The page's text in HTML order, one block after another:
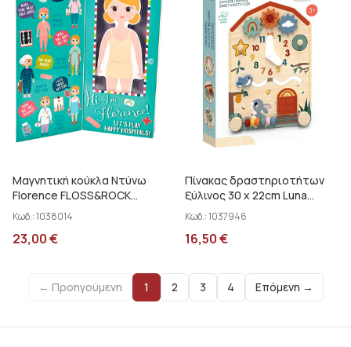
Μαγνητική κούκλα Ντύνω
Florence FLOSS&ROCK
44P6442
Κωδ.:1038014
23,00€
Πίνακας δραστηριοτήτων
ξύλινος 30 x 22cm Luna
000622453
Κωδ.:1037946
16,50€
← Προηγούμενη 1 2 3 4 Επόμενη →